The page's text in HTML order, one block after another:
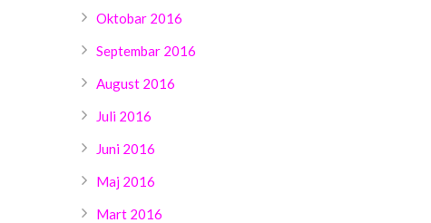
Oktobar 2016
Septembar 2016
August 2016
Juli 2016
Juni 2016
Maj 2016
Mart 2016